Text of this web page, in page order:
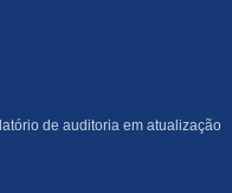
de auditoria em atualização